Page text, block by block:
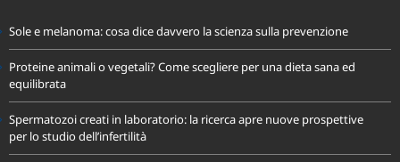
Sole e melanoma: cosa dice davvero la scienza sulla prevenzione
Proteine animali o vegetali? Come scegliere per una dieta sana ed
equilibrata
Spermatozoi creati in laboratorio: la ricerca apre nuove prospettive
per lo studio dell’infertilità